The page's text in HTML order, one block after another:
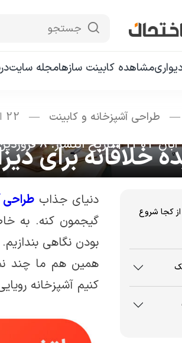
جستجو
مشاهده کابینت سازهامجله سایت
— طراحی آشپزخانه و کابینت — 22 ایده خلاقانه برای دیزاین آشپزخانه بزرگ و آشپزخانه کوچک
|تاریخ انتشار: 8 فروردین 1402
از کجا شروع
دنیای جذاب طراحی
گیجمون کنه. به
بودن نگاهی
همین هم ما چند
کنیم آشپزخانه